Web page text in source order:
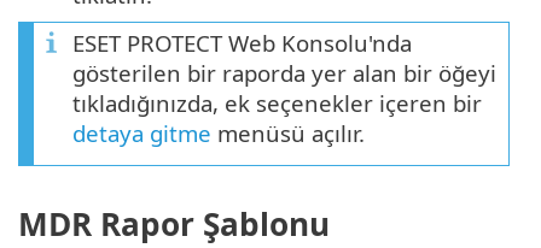
ESET PROTECT Web Konsolu'nda
gösterilen bir raporda yer alan bir öğeyi
tıkladığınızda, ek seçenekler içeren bir
detaya gitme menüsü açılır.
MDR Rapor Şablonu